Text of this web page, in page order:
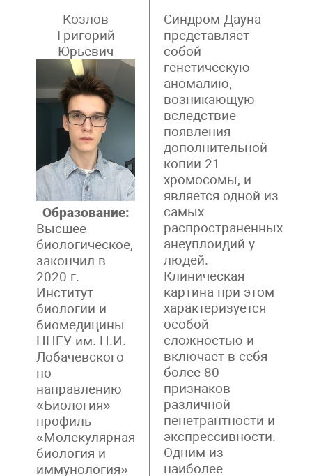
Козлов
Григорий
Юрьевич
Образование:
Высшее
биологическое,
закончил в
2020 г.
Институт
биологии и
биомедицины
ННГУ им. Н.И.
Лобачевского
по
направлению
«Биология»
профиль
«Молекулярная
биология и
иммунология»
Синдром Дауна
представляет
собой
генетическую
аномалию,
возникающую
вследствие
появления
дополнительной
копии 21
хромосомы, и
является одной из
самых
распространенных
анеуплоидий у
людей.
Клиническая
картина при этом
характеризуется
особой
сложностью и
включает в себя
более 80
признаков
различной
пенетрантности и
экспрессивности.
Одним из
наиболее